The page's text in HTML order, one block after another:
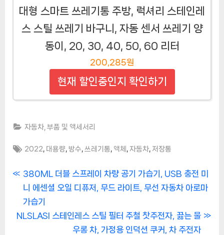
대형 스마트 쓰레기통 주방, 럭셔리 스테인레
스 스틸 쓰레기 바구니, 자동 센서 쓰레기 양
동이, 20, 30, 40, 50, 60 리터
200,285원
현재 할인중인지 확인하기
자동차, 부품 및 액세서리
Tags:
2022 대용량 방수 쓰레기통 액체 자동차 저장통
글
탐
색
P
r
e
v
380ML 더블 스프레이 차량 공기 가습기, USB 충전 미
니 에센셜 오일 디퓨저, 무드 라이트, 무선 자동차 아로마
가습기
N
NLSLASI 스테인레스 스틸 필터 주철 찻주전자, 끓는 물
우롱 차, 가정용 인덕션 쿠커, 차 주전자